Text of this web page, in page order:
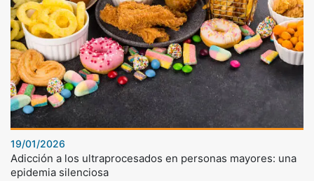
19/01/2026
Adicción a los ultraprocesados en personas mayores: una
epidemia silenciosa